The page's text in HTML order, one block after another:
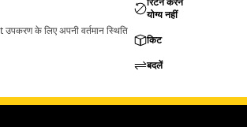
के लिए अपनी वर्तमान स्थिति
योग्य नहीं
किट
बदलें